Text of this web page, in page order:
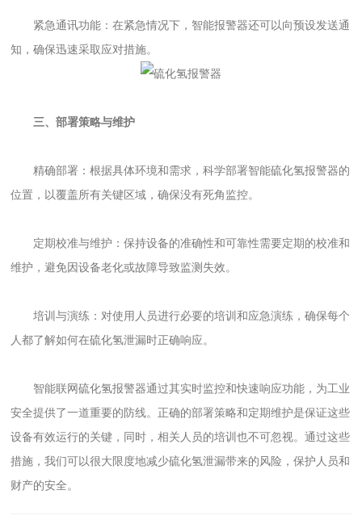
紧急通讯功能：在紧急情况下，智能报警器还可以向预设发送通
知，确保迅速采取应对措施。
三、部署策略与维护
精确部署：根据具体环境和需求，科学部署智能硫化氢报警器的
位置，以覆盖所有关键区域，确保没有死角监控。
定期校准与维护：保持设备的准确性和可靠性需要定期的校准和
维护，避免因设备老化或故障导致监测失效。
培训与演练：对使用人员进行必要的培训和应急演练，确保每个
人都了解如何在硫化氢泄漏时正确响应。
智能联网硫化氢报警器通过其实时监控和快速响应功能，为工业
安全提供了一道重要的防线。正确的部署策略和定期维护是保证这些
设备有效运行的关键，同时，相关人员的培训也不可忽视。通过这些
措施，我们可以很大限度地减少硫化氢泄漏带来的风险，保护人员和
财产的安全。